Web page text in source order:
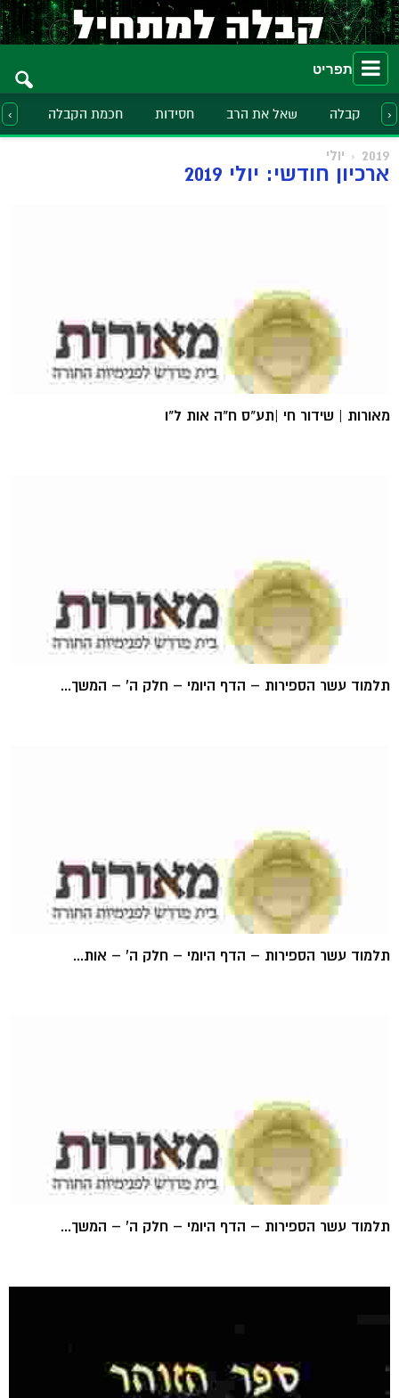
תפריט
קבלה שאל את הרב חסידות חכמת הקבלה ›
‹
2019 יולי
ארכיון חודשי: יולי 2019
מאורות | שידור חי |תע"ס ח"ה אות ל"ו
תלמוד עשר הספירות – הדף היומי – חלק ה' – המשך...
תלמוד עשר הספירות – הדף היומי – חלק ה' – אות...
תלמוד עשר הספירות – הדף היומי – חלק ה' – המשך...